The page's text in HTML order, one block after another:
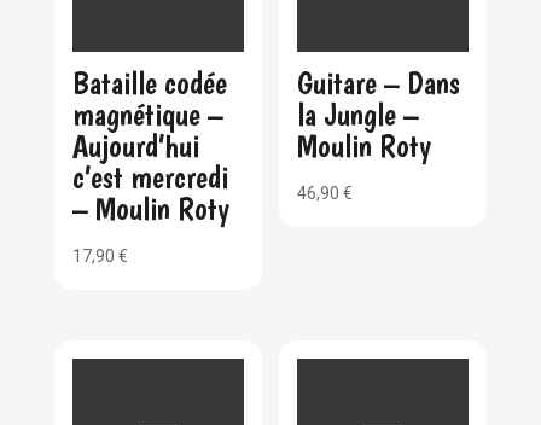
Bataille codée
magnétique –
Aujourd’hui
c’est mercredi
– Moulin Roty
17,90 €
Guitare – Dans
la Jungle –
Moulin Roty
46,90€